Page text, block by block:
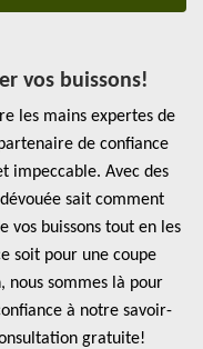
vos buissons!
les mains expertes de
de confiance
impeccable. Avec des
sait comment
buissons tout en les
soit pour une coupe
sommes là pour
à notre savoir-
gratuite!